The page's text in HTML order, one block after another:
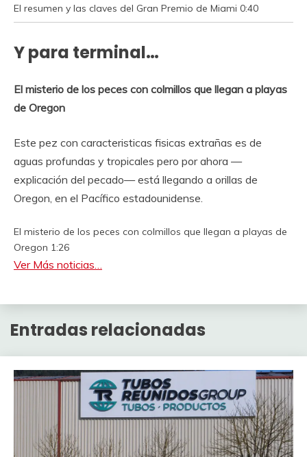
El resumen y las claves del Gran Premio de Miami 0:40
Y para terminal…
El misterio de los peces con colmillos que llegan a playas
de Oregon
Este pez con caracteristicas fisicas extrañas es de
aguas profundas y tropicales pero por ahora —
explicación del pecado— está llegando a orillas de
Oregon, en el Pacífico estadounidense.
El misterio de los peces con colmillos que llegan a playas de
Oregon 1:26
Ver Más noticias…
Entradas relacionadas